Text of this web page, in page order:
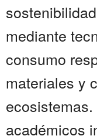
mediante
consumo
materiales y
académicos